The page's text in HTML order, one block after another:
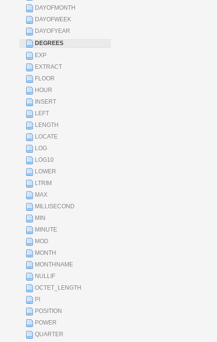
DAYOFMONTH
DAYOFWEEK
DAYOFYEAR
DEGREES
EXP
EXTRACT
FLOOR
HOUR
INSERT
LEFT
LENGTH
LOCATE
LOG
LOG10
LOWER
LTRIM
MAX
MILLISECOND
MIN
MINUTE
MOD
MONTH
MONTHNAME
NULLIF
OCTET_LENGTH
PI
POSITION
POWER
QUARTER